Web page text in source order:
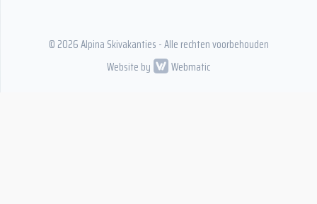
© 2026 Alpina Skivakanties - Alle rechten voorbehouden
Website by
Webmatic